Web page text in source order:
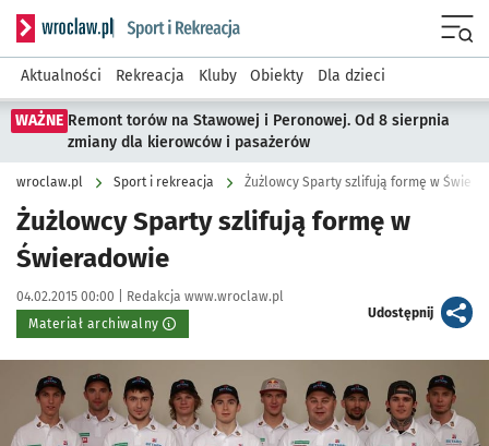
Serwis informacyjny wroclaw.pl podserwis: Sport i rekreacja
Aktualności Rekreacja Kluby Obiekty Dla dzieci
WAŻNE Remont torów na Stawowej i Peronowej. Od 8 sierpnia
zmiany dla kierowców i pasażerów
wroclaw.pl Sport i rekreacja Żużlowcy Sparty szlifują formę w
Żużlowcy Sparty szlifują formę w
Świeradowie
Data publikacji:
04.02.2015 00:00 | Autor:
Redakcja www.wroclaw.pl
Materiał archiwalny
Udostępnijartykuł
Kliknij, aby powiększyć